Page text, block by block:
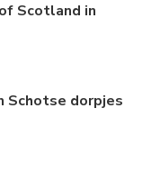
Scotland in
Schotse dorpjes